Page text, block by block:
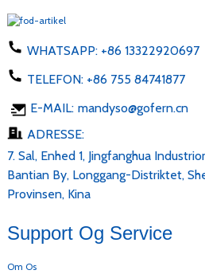
WHATSAPP: +86 13322920697
TELEFON: +86 755 84741877
E-MAIL: mandyso@gofern.cn
ADRESSE:
7. Sal, Enhed 1, Jingfanghua
Bantian By, Longgang-Distriktet,
Provinsen, Kina
Support Og Service
Om Os